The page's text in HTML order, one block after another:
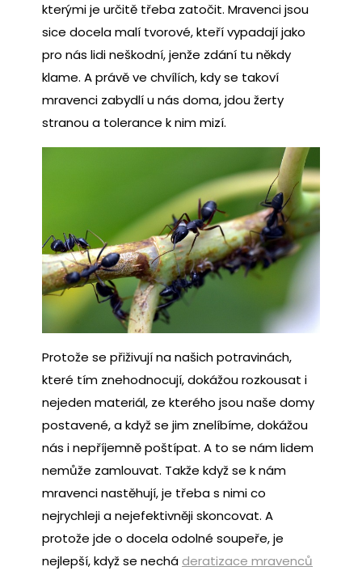
kterými je určitě třeba zatočit. Mravenci jsou
sice docela malí tvorové, kteří vypadají jako
pro nás lidi neškodní, jenže zdání tu někdy
klame. A právě ve chvílích, kdy se takoví
mravenci zabydlí u nás doma, jdou žerty
stranou a tolerance k nim mizí.
Protože se přiživují na našich potravinách,
které tím znehodnocují, dokážou rozkousat i
nejeden materiál, ze kterého jsou naše domy
postavené, a když se jim znelíbíme, dokážou
nás i nepříjemně poštípat. A to se nám lidem
nemůže zamlouvat. Takže když se k nám
mravenci nastěhují, je třeba s nimi co
nejrychleji a nejefektivněji skoncovat. A
protože jde o docela odolné soupeře, je
nejlepší, když se necháderatizace mravenců